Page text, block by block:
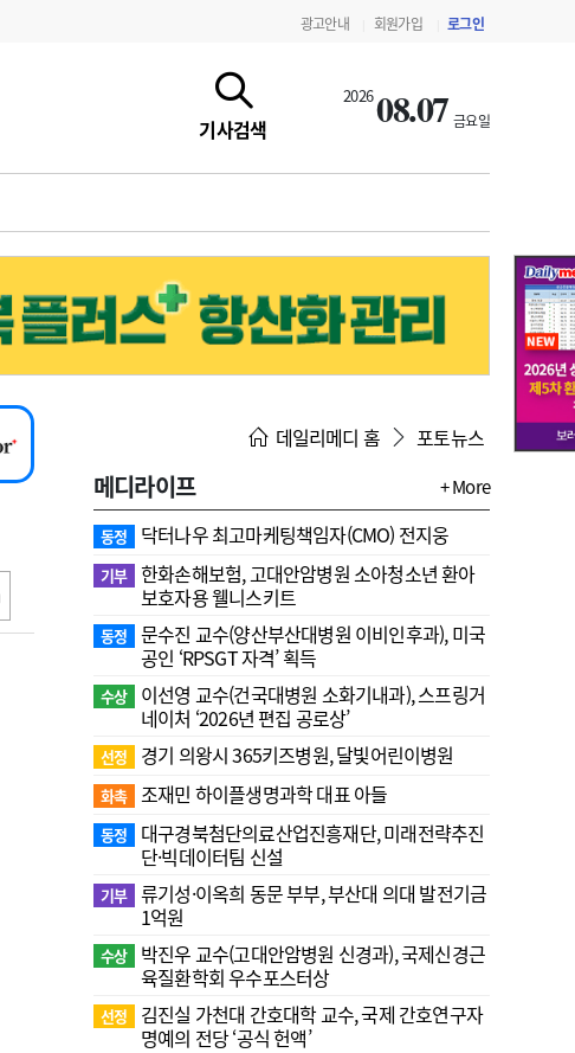
광고안내 회원가입 로그인
기사검색
202608.07 금요일
약제급여 심사 결과
데일리메디 홈 포토뉴스
메디라이프 + More
동정 닥터나우 최고마케팅책임자(CMO) 전지웅
기부 한화손해보험, 고대안암병원 소아청소년 환아
보호자용 웰니스키트
동정
문수진 교수( 양산부산대병원 이비인후과), 미국
공인 ‘RPSGT 자격’ 획득
수상
이선영 교수(건국대병원 소화기내과), 스프링거
네이처 ‘2026년 편집 공로상’
선정 경기 의왕시 365키즈병원, 달빛어린이병원
화촉 조재민 하이플생명과학 대표 아들
동정
대구경북첨단의료산업진흥재단, 미래전략추진
단·빅데이터팀 신설
기부 류기성·이옥희 동문 부부, 부산대 의대 발전기금
1억원
수상
박진우 교수(고대안암병원 신경과), 국제신경근
육질환학회 우수포스터상
선정
김진실 가천대 간호대학 교수, 국제 간호연구자
명예의 전당 ‘공식 헌액’